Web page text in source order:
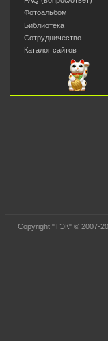
Фотоальбом
Библиотека
Сотрудничество
Каталог сайтов
Copyright "ТЭК" © 2007-